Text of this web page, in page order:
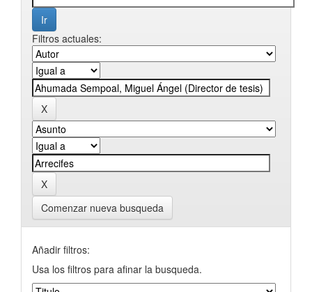
Filtros actuales:
Comenzar nueva busqueda
Añadir filtros:
Usa los filtros para afinar la busqueda.